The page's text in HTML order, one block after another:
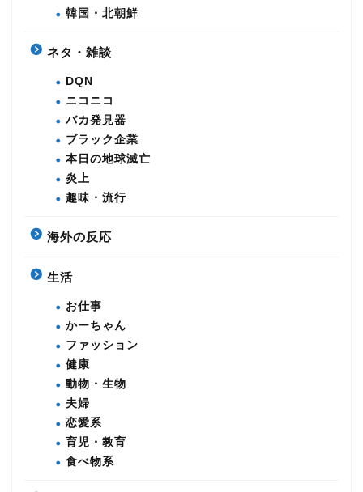
韓国・北朝鮮
ネタ・雑談
DQN
ニコニコ
バカ発見器
ブラック企業
本日の地球滅亡
炎上
趣味・流行
海外の反応
生活
お仕事
かーちゃん
ファッション
健康
動物・生物
夫婦
恋愛系
育児・教育
食べ物系